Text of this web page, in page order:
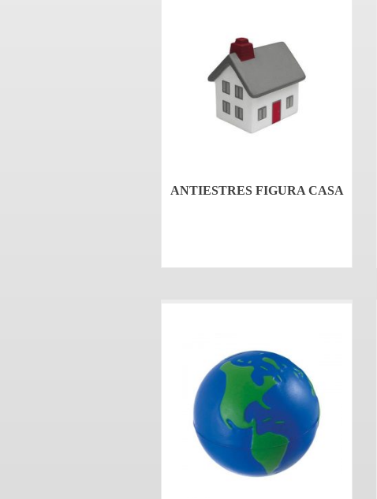
ANTIESTRES FIGURA CASA